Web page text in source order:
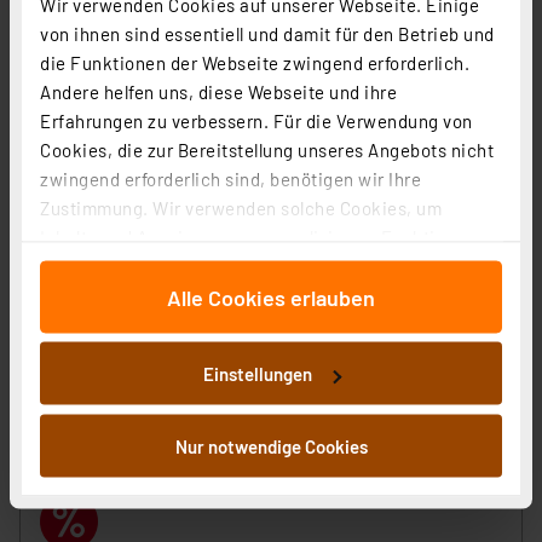
von ihnen sind essentiell und damit für den Betrieb und
die Funktionen der Webseite zwingend erforderlich.
Andere helfen uns, diese Webseite und ihre
Erfahrungen zu verbessern. Für die Verwendung von
Cookies, die zur Bereitstellung unseres Angebots nicht
zwingend erforderlich sind, benötigen wir Ihre
Zustimmung. Wir verwenden solche Cookies, um
für soziale Medien anbieten zu können und die Zugriffe
auf unsere Website zu analysieren. Außerdem geben
an unsere Partner für soziale Medien, Werbung und
Analysen weiter. Unsere Partner führen diese
Informationen möglicherweise mit weiteren Daten
zusammen, die Sie ihnen bereitgestellt haben oder die
sie im Rahmen Ihrer Nutzung der Dienste gesammelt
stimmen Sie sowohl dem Speichern und Abrufen von
Alle Cookies erlauben
Einstellungen
Nur notwendige Cookies
Die Bold 24V-Garten LED Dekokugel, Ø 40cm, DC24V,
6.5W, 3000K
Produktdatenblatt
Informationen zu Versandkosten